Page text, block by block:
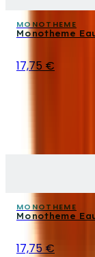
MONOTHEME
Monotheme
17,75 €
MONOTHEME
Monotheme
17,75 €